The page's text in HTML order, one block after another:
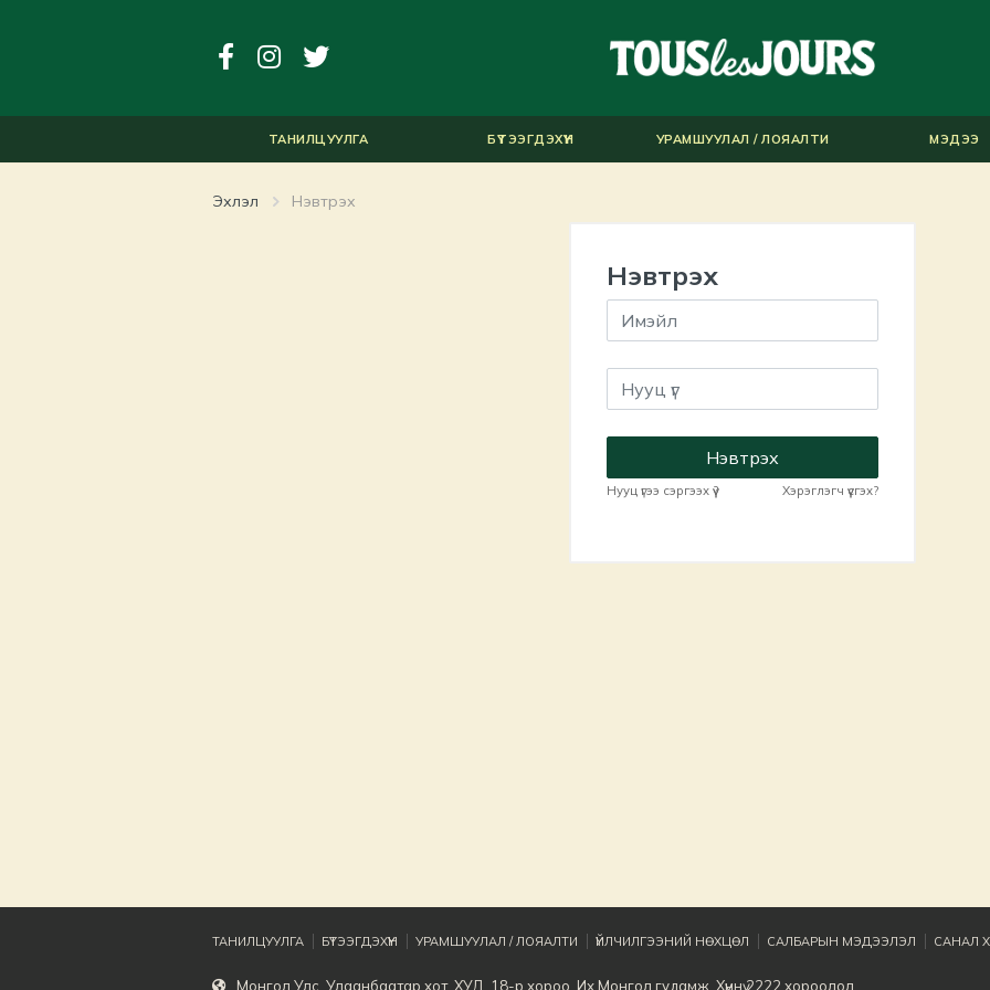
ТАНИЛЦУУЛГА БҮТЭЭГДЭХҮҮН УРАМШУУЛАЛ / ЛОЯАЛТИ МЭДЭЭ
Эхлэл Нэвтрэх
Нэвтрэх
Нэвтрэх
Нууц үгээ сэргээх үү? Хэрэглэгч үүсгэх?
Монгол Улс, Улаанбаатар хот, ХУД, 18-р хороо, Их Монгол гудамж, Хүннү 2222 хороолол
ТАНИЛЦУУЛГА БҮТЭЭГДЭХҮҮН УРАМШУУЛАЛ / ЛОЯАЛТИ ҮЙЛЧИЛГЭЭНИЙ НӨХЦӨЛ САЛБАРЫН МЭДЭЭЛЭЛ САНАЛ